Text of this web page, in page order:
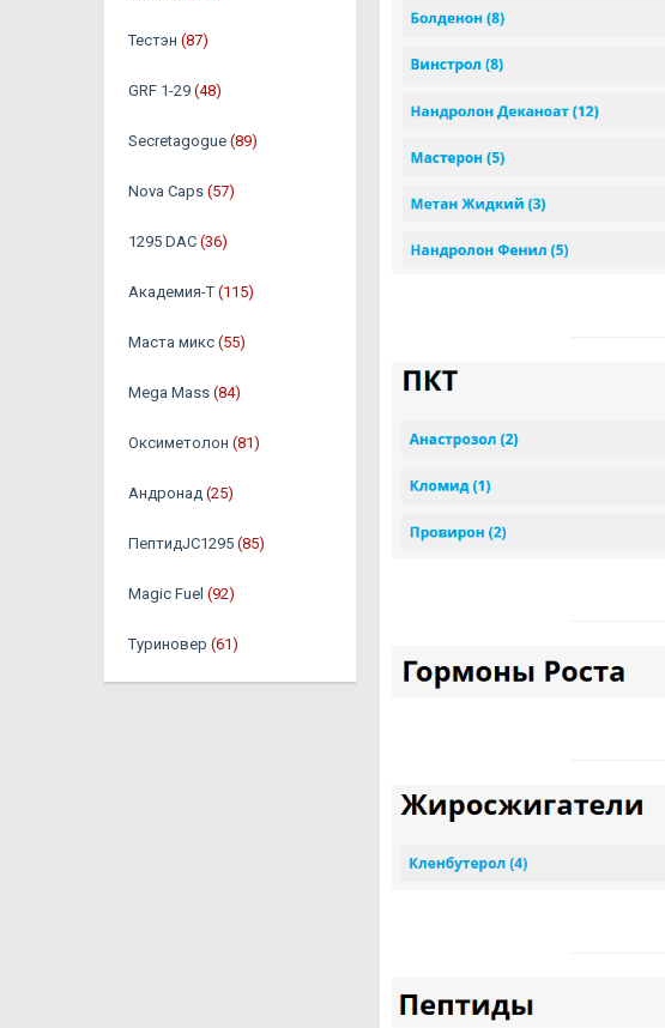
Тестэн (87)
GRF 1-29 (48)
Secretagogue (89)
Nova Caps (57)
1295 DAC (36)
Академия-Т (115)
Маста микс (55)
Mega Mass (84)
Оксиметолон (81)
Андронад (25)
ПептидJC1295 (85)
Magic Fuel (92)
Туриновер (61)